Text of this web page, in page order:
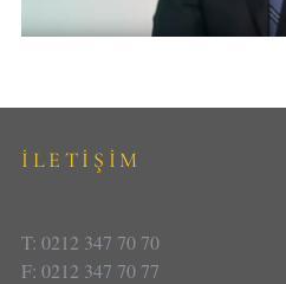
İLETİŞİM
T: 0212 347 70 70
F: 0212 347 70 77